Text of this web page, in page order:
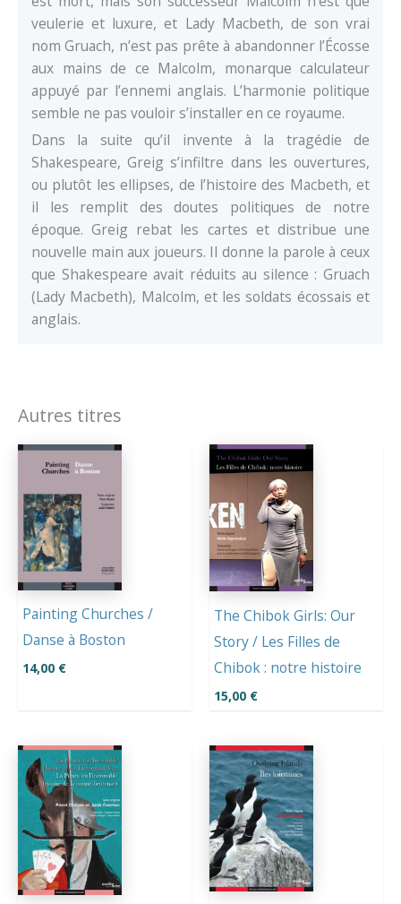
veulerie et luxure, et Lady Macbeth, de son vrai
nom Gruach, n’est pas prête à abandonner l’Écosse
aux mains de ce Malcolm, monarque calculateur
appuyé par l’ennemi anglais. L’harmonie politique
semble ne pas vouloir s’installer en ce royaume.
Dans la suite qu’il invente à la tragédie de
Shakespeare, Greig s’infiltre dans les ouvertures,
ou plutôt les ellipses, de l’histoire des Macbeth, et
il les remplit des doutes politiques de notre
époque. Greig rebat les cartes et distribue une
nouvelle main aux joueurs. Il donne la parole à ceux
que Shakespeare avait réduits au silence : Gruach
(Lady Macbeth), Malcolm, et les soldats écossais et
anglais.
Autres titres
Painting Churches /
Danse à Boston
14,00 €
The Chibok Girls: Our
Story / Les Filles de
Chibok : notre histoire
15,00 €